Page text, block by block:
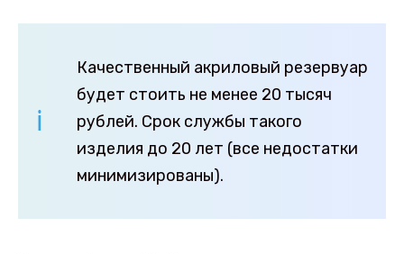
Качественный акриловый резервуар
будет стоить не менее 20 тысяч
рублей. Срок службы такого
изделия до 20 лет (все недостатки
минимизированы).